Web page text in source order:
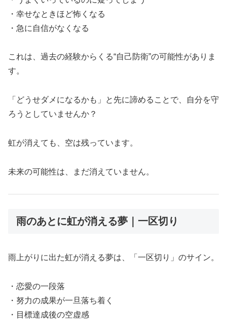
・幸せなときほど怖くなる
・急に自信がなくなる
これは、過去の経験からくる“自己防衛”の可能性がありま
す。
「どうせダメになるかも」と先に諦めることで、自分を守
ろうとしていませんか？
虹が消えても、空は残っています。
未来の可能性は、まだ消えていません。
雨のあとに虹が消える夢｜一区切り
雨上がりに出た虹が消える夢は、「一区切り」のサイン。
・恋愛の一段落
・努力の成果が一旦落ち着く
・目標達成後の空虚感